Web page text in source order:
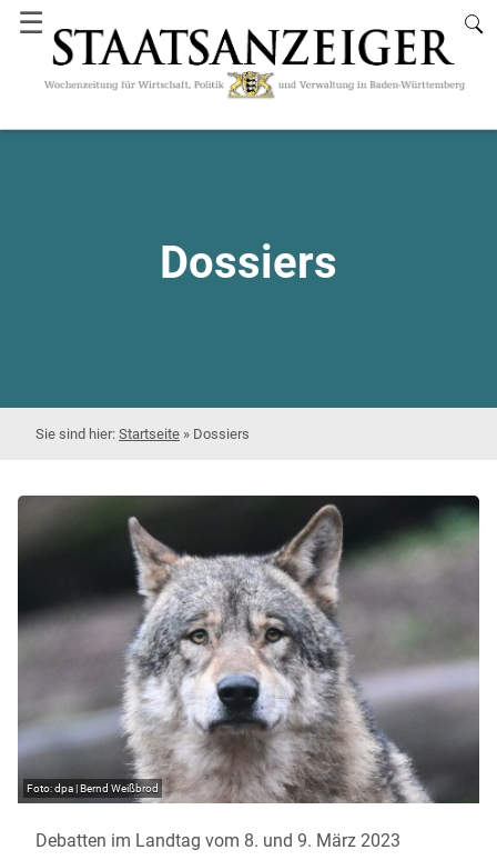
☰
Dossiers
Startseite » Dossiers
dpa | Bernd Weißbrod
Debatten im Landtag vom 8. und 9. März 2023